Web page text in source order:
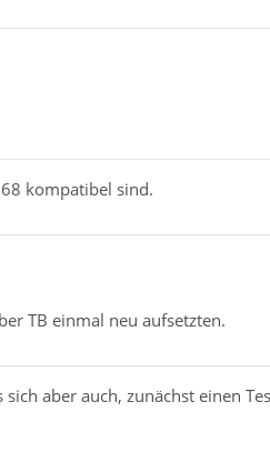
kompatibel sind.
TB einmal neu aufsetzten.
aber auch, zunächst einen